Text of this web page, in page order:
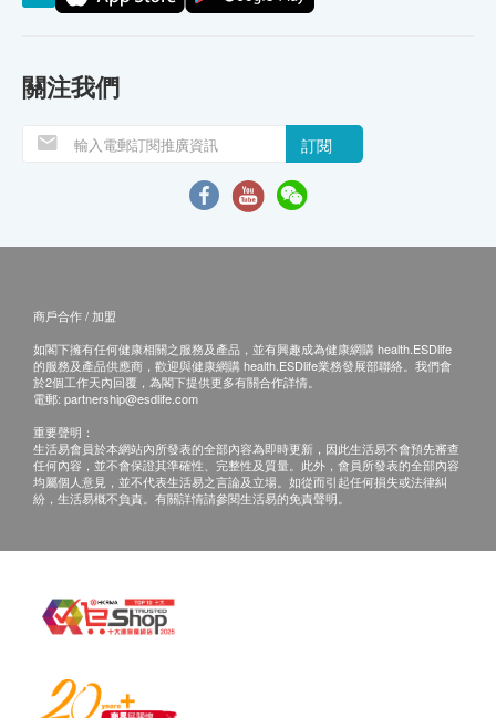
關注我們
訂閱
商戶合作 / 加盟
如閣下擁有任何健康相關之服務及產品，並有興趣成為健康網購 health.ESDlife
的服務及產品供應商，歡迎與健康網購 health.ESDlife業務發展部聯絡。我們會
於2個工作天內回覆，為閣下提供更多有關合作詳情。
電郵: partnership@esdlife.com
重要聲明：
生活易會員於本網站內所發表的全部內容為即時更新，因此生活易不會預先審查
任何內容，並不會保證其準確性、完整性及質量。此外，會員所發表的全部內容
均屬個人意見，並不代表生活易之言論及立場。如從而引起任何損失或法律糾
紛，生活易概不負責。有關詳情請參閱生活易的免責聲明。